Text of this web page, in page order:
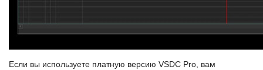
Если вы используете платную версию VSDC Pro, вам